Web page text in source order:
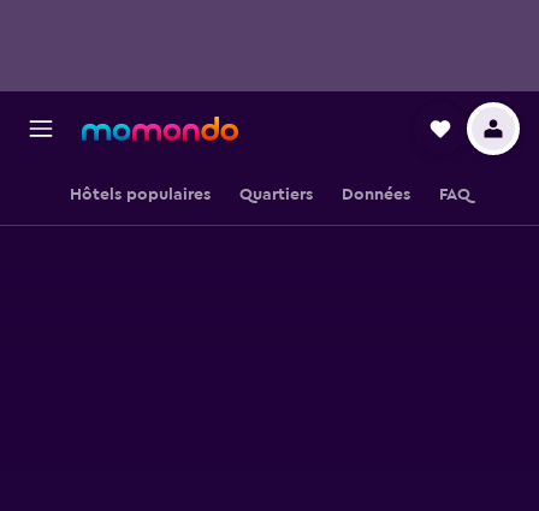
Hôtels populaires Quartiers Données FAQ